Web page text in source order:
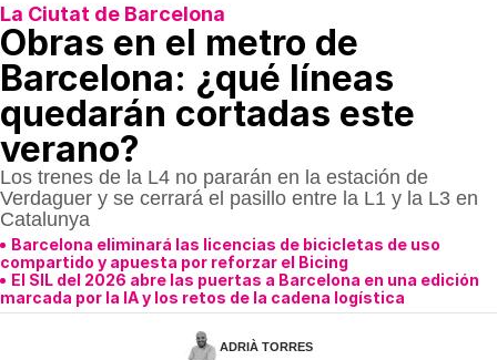
La Ciutat de Barcelona
Obras en el metro de
Barcelona: ¿qué líneas
quedarán cortadas este
verano?
Los trenes de la L4 no pararán en la estación de
Verdaguer y se cerrará el pasillo entre la L1 y la L3 en
Catalunya
Barcelona eliminará las licencias de bicicletas de uso
compartido y apuesta por reforzar el Bicing
El SIL del 2026 abre las puertas a Barcelona en una edición
marcada por la IA y los retos de la cadena logística
ADRIÀ TORRES